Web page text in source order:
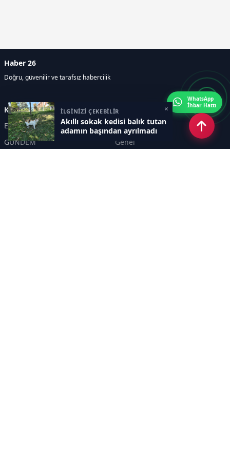
İLGİNİZİ ÇEKEBİLİR
Akıllı sokak kedisi balık tutan
adamın başından ayrılmadı
×
Haber 26
Doğru, güvenilir ve tarafsız habercilik
Kategoriler
Eskişehir
SPOR
GÜNDEM
Genel
WhatsApp
İhbar Hattı